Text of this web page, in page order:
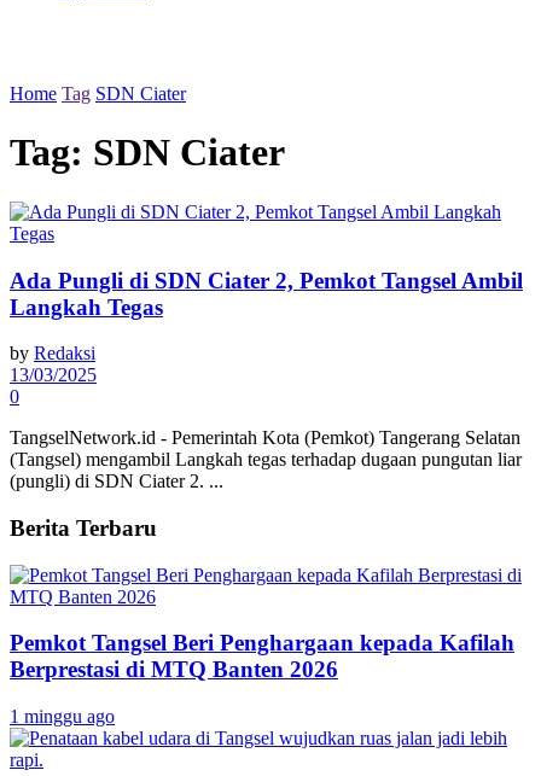
Home Tag SDN Ciater
Tag: SDN Ciater
Ada Pungli di SDN Ciater 2, Pemkot Tangsel Ambil
Langkah Tegas
by Redaksi
13/03/2025
0
TangselNetwork.id - Pemerintah Kota (Pemkot) Tangerang Selatan
(Tangsel) mengambil Langkah tegas terhadap dugaan pungutan liar
(pungli) di SDN Ciater 2. ...
Berita Terbaru
Pemkot Tangsel Beri Penghargaan kepada Kafilah
Berprestasi di MTQ Banten 2026
1 minggu ago